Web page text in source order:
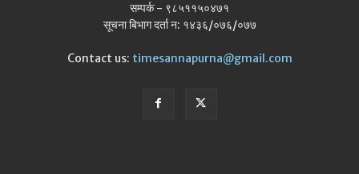
सम्पर्क - ९८५११५०४७१
सूचना बिभाग दर्ता न: १४३६/०७६/०७७
Contact us: timesannapurna@gmail.com